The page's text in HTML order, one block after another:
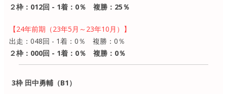
２枠：012回 - 1着：0％ 複勝：25％
【24年前期（23年5月～23年10月）】
出走：048回 - 1着：0％ 複勝：0％
２枠：000回 - 1着：0％ 複勝：0％
3枠 田中勇輔（B1）